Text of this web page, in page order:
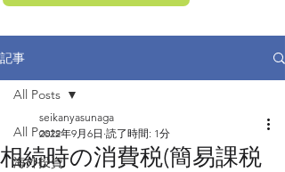
記事
All Posts
海外投資
All Posts
相続時の消費税(簡易課税
seikanyasunaga
2022年9月6日 読了時間: 1分